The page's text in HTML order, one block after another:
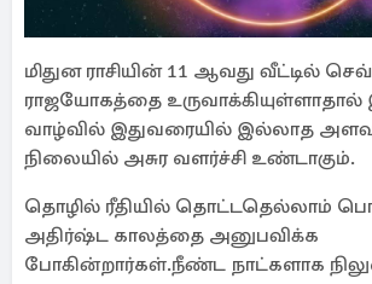
மிதுன ராசியின் 11 ஆவது வீட்டில்
ராஜயோகத்தை
வாழ்வில் இதுவரையில் இல்லாத
நிலையில் அசுர வளர்ச்சி உண்டாகும்.
தொழில் ரீதியில் தொட்டதெல்லாம்
அதிர்ஷ்ட காலத்தை அனுபவிக்க
போகின்றார்கள்.நீண்ட நாட்களாக